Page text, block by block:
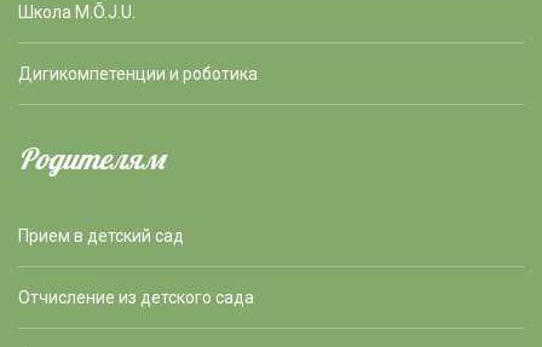
Школа M.Õ.J.U.
Дигикомпетенции и роботика
Родителям
Прием в детский сад
Отчисление из детского сада